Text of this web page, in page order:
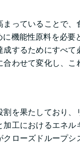
っていることで
機能性原料を必
するためにすべ
わせて変化し、
を果たしており
工におけるエネ
ローズドループ